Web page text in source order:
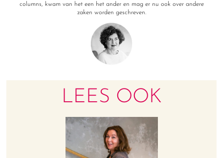
columns, kwam van het een het ander en mag er nu ook over andere
zaken worden geschreven.
LEES OOK